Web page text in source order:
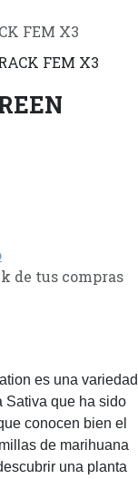
FEM X3
de tus compras
es una variedad
Sativa que ha sido
conocen bien el
de marihuana
una planta